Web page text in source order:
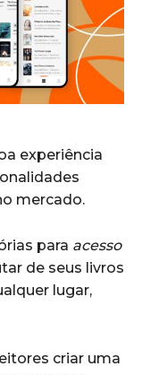
experiência
mercado.
para acesso
de seus livros
lugar,
criar uma